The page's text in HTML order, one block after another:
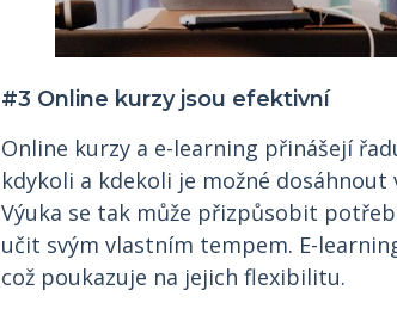
#3 Online kurzy jsou efektivní
Online kurzy a e-learning přinášejí
kdykoli a kdekoli je možné dosáhnout
Výuka se tak může přizpůsobit
učit svým vlastním tempem. E-
což poukazuje na jejich flexibilitu.